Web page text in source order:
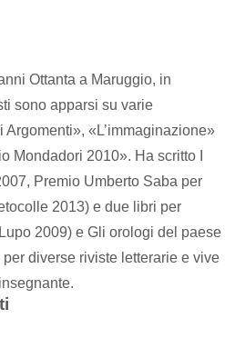
Ottanta a Maruggio, in
sono apparsi su varie
«L’immaginazione»
Mondadori 2010». Ha scritto I
Premio Umberto Saba per
2013) e due libri per
2009) e Gli orologi del paese
diverse riviste letterarie e vive